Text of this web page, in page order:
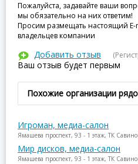
Пожалуйста, задавайте ваши
мы обязательно на них ответим!
Просим размещать настоящий E-
владельцев компании
Добавить отзыв
Ваш отзыв будет первым
Похожие организации
Игроман, медиа-салон
Ямашева проспект, 93 - 1 этаж, ТК
Мир дисков, медиа-салон
Ямашева проспект, 93 - 1 этаж, ТК